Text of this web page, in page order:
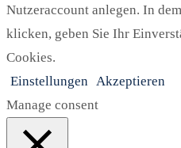
Nutzeraccount anlegen. In
klicken, geben Sie Ihr
Cookies.
Einstellungen Akzeptieren
Manage consent